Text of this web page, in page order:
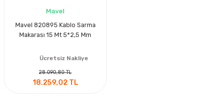
Mavel
Mavel 820895 Kablo Sarma
Makarası 15 Mt 5*2,5 Mm
Ücretsiz Nakliye
28.090,80 TL
18.259,02 TL